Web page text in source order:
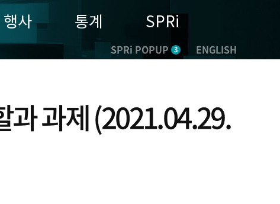
행사 통계 SPRi
SPRi POPUP 3 ENGLISH
과 과제 (2021.04.29.